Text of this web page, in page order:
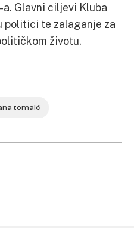
Glavni ciljevi Kluba
politici te zalaganje za
životu.
tomaić